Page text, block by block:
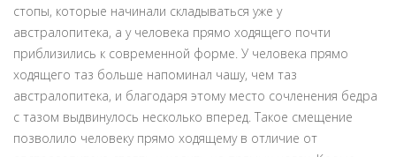
стопы, которые начинали складываться уже у
австралопитека, а у человека прямо ходящего почти
приблизились к современной форме. У человека прямо
ходящего таз больше напоминал чашу, чем таз
австралопитека, и благодаря этому место сочленения бедра
с тазом выдвинулось несколько вперед. Такое смещение
позволило человеку прямо ходящему в отличие от